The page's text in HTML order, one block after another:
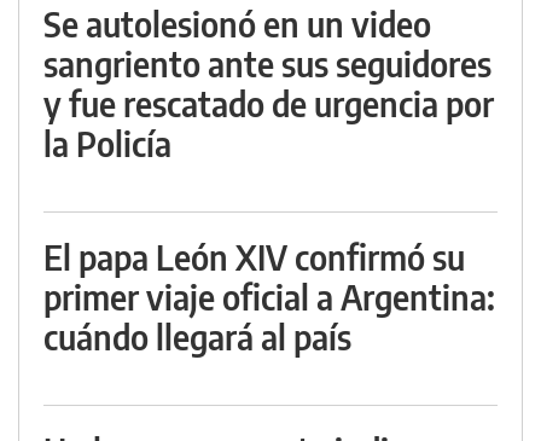
Se autolesionó en un video
sangriento ante sus seguidores
y fue rescatado de urgencia por
la Policía
El papa León XIV confirmó su
primer viaje oficial a Argentina:
cuándo llegará al país